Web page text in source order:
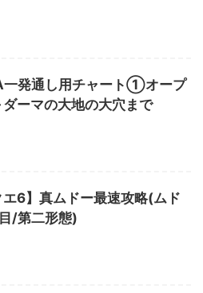
一発通し用チャート①オープ
ダーマの大地の大穴まで
エ6】真ムドー最速攻略(ムド
/第二形態)